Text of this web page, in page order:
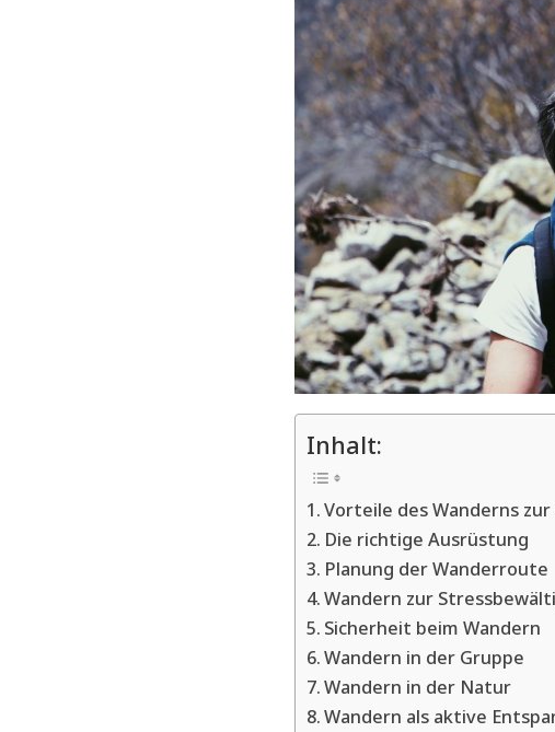
Inhalt:
Vorteile des Wanderns
Die richtige Ausrüstung
Planung der Wanderroute
Wandern zur
Sicherheit beim Wandern
Wandern in der Gruppe
Wandern in der Natur
Wandern als aktive